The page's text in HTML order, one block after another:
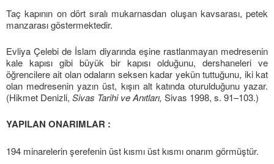
Taç kapının on dört sıralı mukarnasdan oluşan kavsarası, petek
manzarası göstermektedir.
Evliya Çelebi de İslam diyarında eşine rastlanmayan medresenin
kale kapısı gibi büyük bir kapısı olduğunu, dershaneleri ve
öğrencilere ait olan odaların seksen kadar yekün tuttuğunu, iki kat
olan medresenin yazın üst, kışın alt katında oturulduğunu yazar.
(Hikmet Denizli, Sivas Tarihi ve Anıtları, Sivas 1998, s. 91–103.)
YAPILAN ONARIMLAR :
194 minarelerin şerefenin üst kısmı üst kısmı onarım görmüştür.